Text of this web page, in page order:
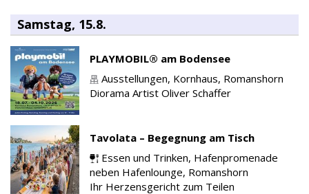
Samstag, 15.8.
PLAYMOBIL® am Bodensee
Ausstellungen, Kornhaus, Romanshorn
Diorama Artist Oliver Schaffer
Tavolata – Begegnung am Tisch
Essen und Trinken, Hafenpromenade
neben Hafenlounge, Romanshorn
Ihr Herzensgericht zum Teilen